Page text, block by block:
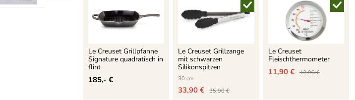
Le Creuset Grillpfanne
Signature quadratisch in
flint
185,- €
Le Creuset Grillzange
mit schwarzen
Silikonspitzen
30 cm
33,90 € 35,90 €
Le Creuset
Fleischthermometer
11,90 € 12,90 €